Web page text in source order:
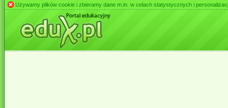
Używamy plików cookie i zbieramy dane m.in. w celach statystycznych i